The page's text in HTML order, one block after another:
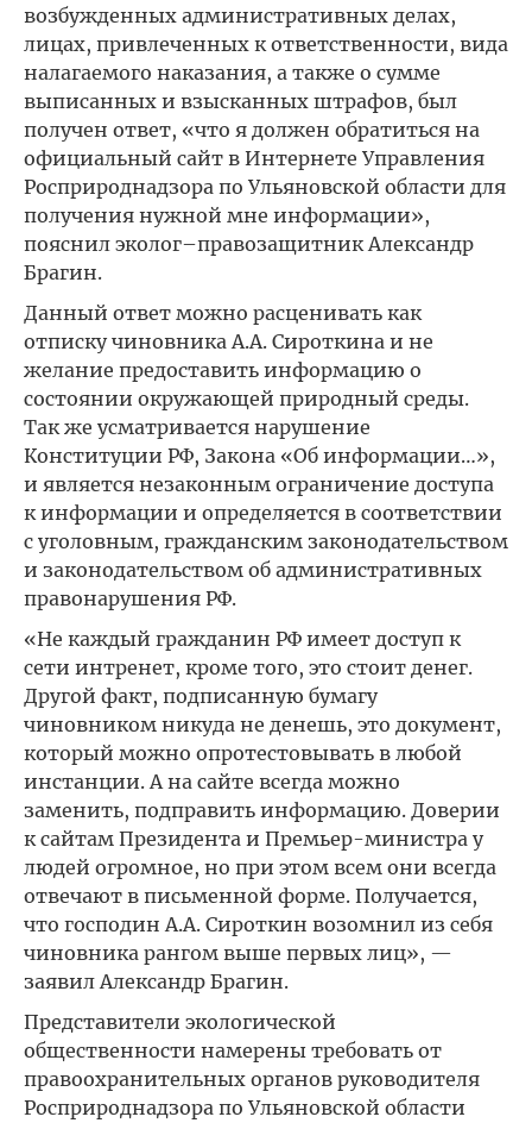
возбужденных административных делах,
лицах, привлеченных к ответственности, вида
налагаемого наказания, а также о сумме
выписанных и взысканных штрафов, был
получен ответ, «что я должен обратиться на
официальный сайт в Интернете Управления
Росприроднадзора по Ульяновской области для
получения нужной мне информации»,
пояснил эколог–правозащитник Александр
Брагин.
Данный ответ можно расценивать как
отписку чиновника А.А. Сироткина и не
желание предоставить информацию о
состоянии окружающей природный среды.
Так же усматривается нарушение
Конституции РФ, Закона «Об информации…»,
и является незаконным ограничение доступа
к информации и определяется в соответствии
с уголовным, гражданским законодательством
и законодательством об административных
правонарушения РФ.
«Не каждый гражданин РФ имеет доступ к
сети интренет, кроме того, это стоит денег.
Другой факт, подписанную бумагу
чиновником никуда не денешь, это документ,
который можно опротестовывать в любой
инстанции. А на сайте всегда можно
заменить, подправить информацию. Доверии
к сайтам Президента и Премьер-министра у
людей огромное, но при этом всем они всегда
отвечают в письменной форме. Получается,
что господин А.А. Сироткин возомнил из себя
чиновника рангом выше первых лиц», —
заявил Александр Брагин.
Представители экологической
общественности намерены требовать от
правоохранительных органов руководителя
Росприроднадзора по Ульяновской области